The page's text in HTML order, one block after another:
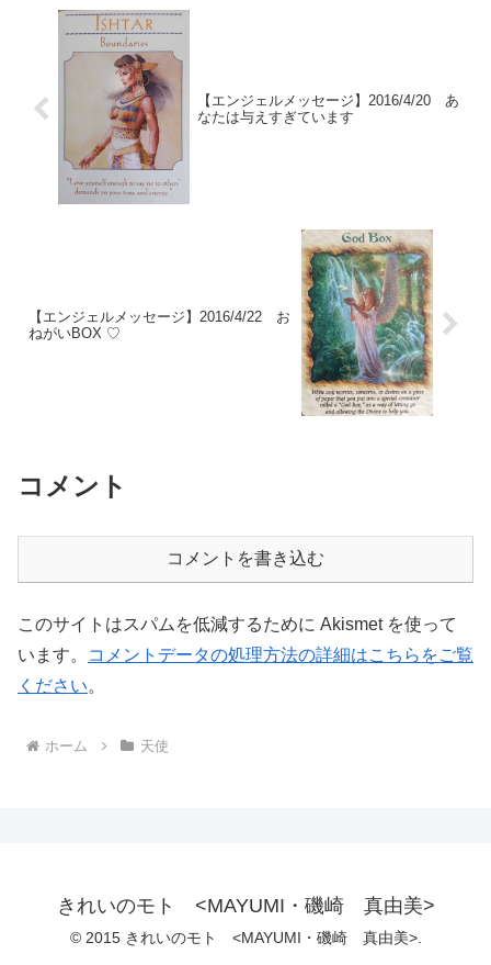
【エンジェルメッセージ】2016/4/20 あ
なたは与えすぎています
【エンジェルメッセージ】2016/4/22 お
ねがいBOX ♡
コメント
コメントを書き込む
このサイトはスパムを低減するために Akismet を使って
います。
コメントデータの処理方法の詳細はこちらをご覧
ください。
ホーム 天使
きれいのモト <MAYUMI・磯崎 真由美>
© 2015 きれいのモト <MAYUMI・磯崎 真由美>.